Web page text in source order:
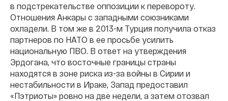
в подстрекательстве оппозиции к перевороту.
Отношения Анкары с западными союзниками
охладели. В том же в 2013-м Турция получила отказ
партнеров по НАТО в ее просьбе усилить
национальную ПВО. В ответ на утверждения
Эрдогана, что восточные границы страны
находятся в зоне риска из-за войны в Сирии и
нестабильности в Ираке, Запад предоставил
«Пэтриоты» ровно на две недели, а затем отозвал